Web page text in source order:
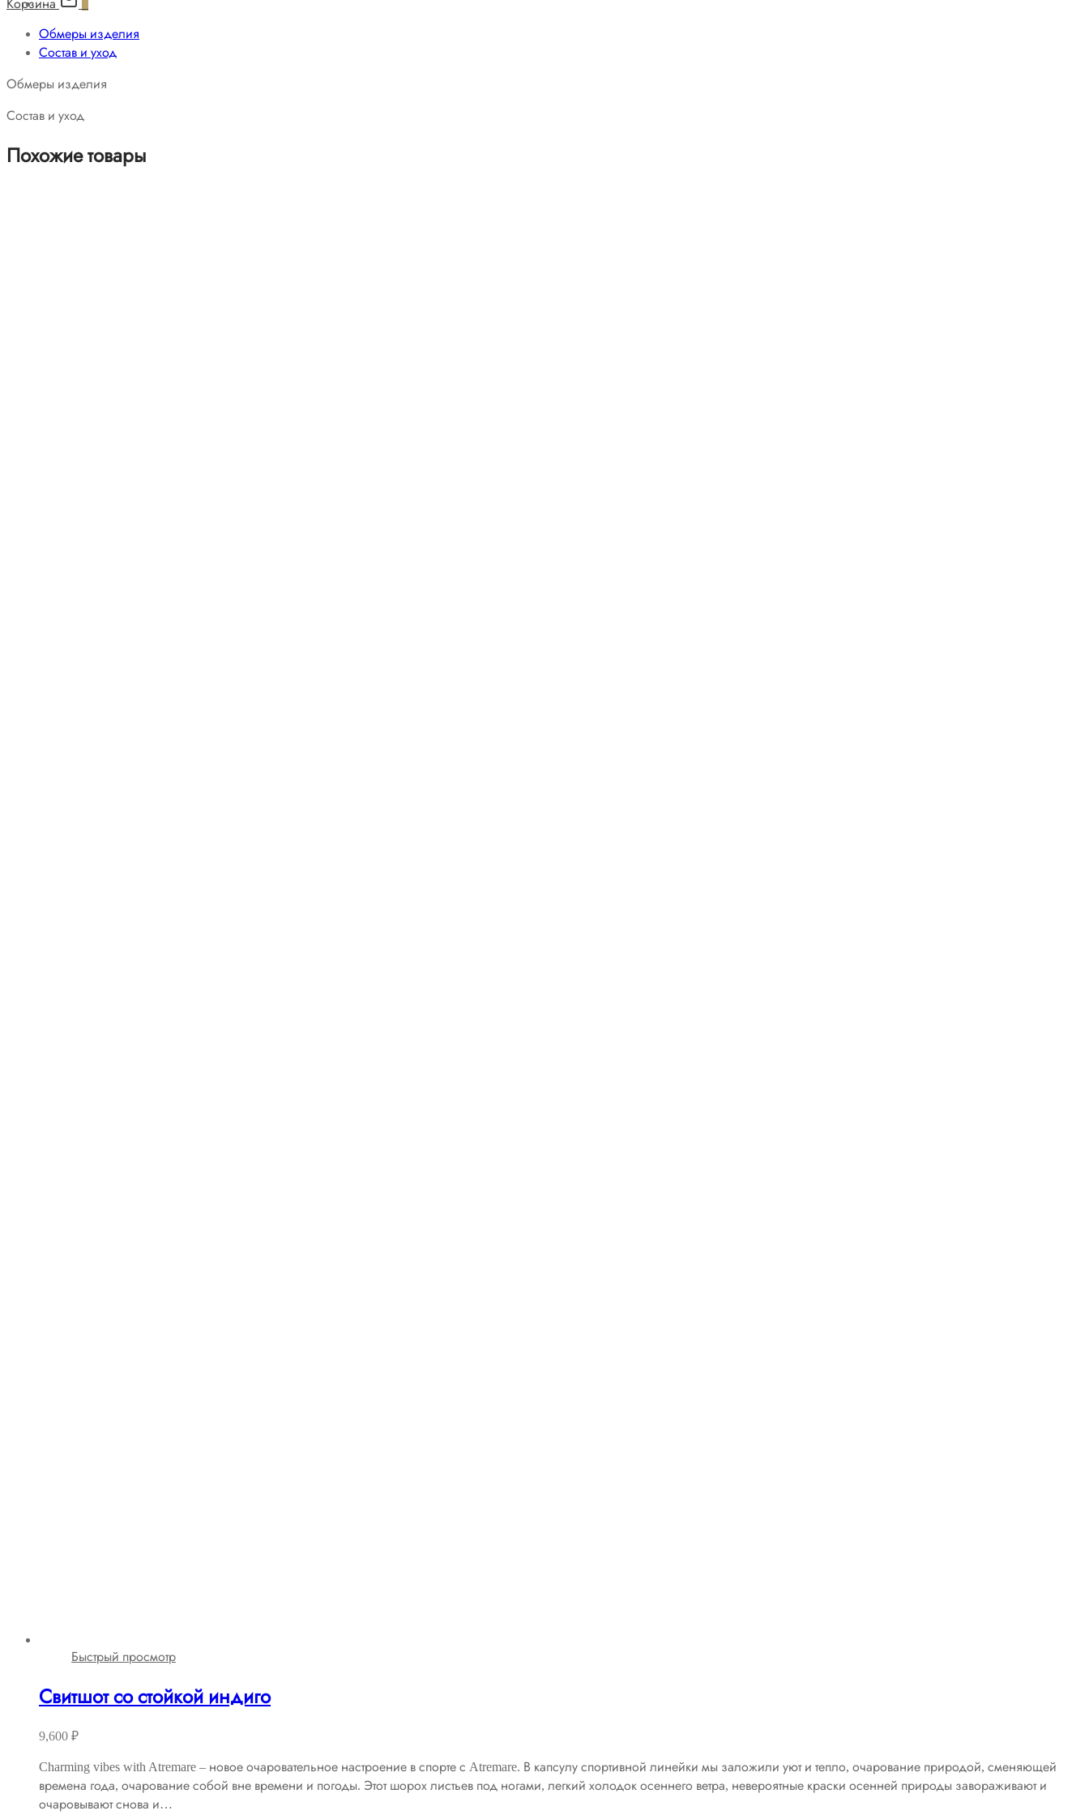
Корзина
Обмеры изделия
Состав и уход
Обмеры изделия
Состав и уход
Похожие товары
Быстрый просмотр
Свитшот со стойкой индиго
9,600 ₽
Charming vibes with Atremare – новое очаровательное настроение в спорте с Atremare. В капсулу спортивной линейки мы заложили уют и тепло, очарование природой, сменяющей
времена года, очарование собой вне времени и погоды. Этот шорох листьев под ногами, легкий холодок осеннего ветра, невероятные краски осенней природы завораживают и
очаровывают снова и…